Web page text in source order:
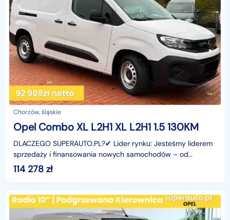
Chorzów, śląskie
Opel Combo XL L2H1 XL L2H1 1.5 130KM
DLACZEGO SUPERAUTO.PL?✔ Lider rynku: Jesteśmy liderem
sprzedaży i finansowania nowych samochodów – od
osobowych, przez dostawcze, po segment premium.✔
Zaufanie
114 278 zł